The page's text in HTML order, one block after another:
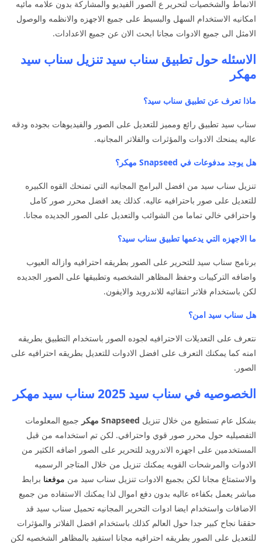
الانماط والشخصيات لتحرير ع الصور الفيديو والمشاركة بدون علامه مائيه
امكانيه الاستخدام السهل والبسيط على جميع الاجهزه والانظمه والوصول
الامثل الى جميع الادوات مجانا ابحث الان عن جميع الاعدادات.
الاسئله حول تطبيق سناب سيد تنزيل سناب سيد
مهكر
ماذا تعرف عن تطبيق سناب سيد؟
سناب سيد تطبيق رائع ومميز للتعديل على الصور والفيديوهات بجوده ودقه
عاليه يمنحك الادوات والمؤثرات والفلاتر المجانيه.
هل يوجد مدفوعات في Snapseed مهكر؟
تنزيل سناب سيد من افضل البرامج المجانيه التي تمنحك القوه الكبيره
للتعديل على صور باحترافيه عاليه. كذلك يعد افضل محرر صور كامل
واحترافي خالي تماما من الشوائب والتعديل على الصور الجديده مجانا.
ما الاجهزه التي يدعمها تطبيق سناب سيد؟
برنامج سناب سيد للتحرير على الصور بطريقه احترافيه وازاله العيوب
واضافه التركيبات وحفظ المظاهر الشخصيه وتطبيقها على الصور الجديده
لكن باستخدام فلاتر انتقائيه للاندرويد والايفون.
هل سناب سيد امن؟
نتعرف على التعديلات الاحترافيه لجوده الصور باستخدام التطبيق بطريقه
امنه كما يمكنك التعرف على افضل الادوات للتعديل بطريقه احترافيه على
الصور.
الخصوصيه في سناب سيد 2025 سناب سيد مهكر
بشكل عام تستطيع من خلال تنزيل Snapseed مهكر
جميع المعلومات
التفصيليه حول محرر صور قوي واحترافي. لكن تم استخدامه من قبل
المستخدمين على اجهزه الاندرويد للتحرير على الصور اضافه الكثير من
الادوات والمرشحات القويه يمكنك تنزيل من خلال المتاجر الرسميه
والاستمتاع مجانا لكن بجميع الادوات تنزيل سناب سيد من موقعنا برابط
مباشر يعمل بكفاءه عاليه بدون دفع اموال لذا يمكنك الاستفاده من جميع
الاضافات واستخدام ايضا ادوات التحرير المجانيه تحميل سناب سيد قد
حققنا نجاح كبير جدا حول العالم كذلك باستخدام افضل الفلاتر والمؤثرات
للتعديل على الصور بطريقه احترافيه مجانا استفيد بالمظاهر الشخصيه لكن